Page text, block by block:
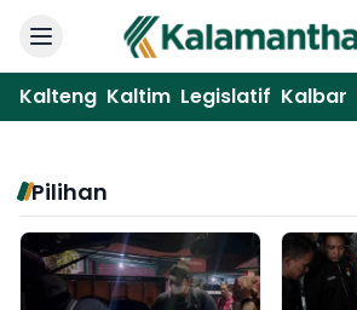
Kalteng Kaltim Legislatif Kalbar
Pilihan